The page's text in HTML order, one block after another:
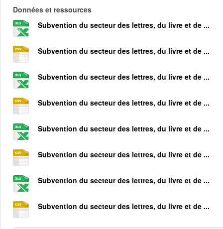
Données et ressources
Subvention du secteur des lettres, du livre et de ...
Subvention du secteur des lettres, du livre et de ...
Subvention du secteur des lettres, du livre et de ...
Subvention du secteur des lettres, du livre et de ...
Subvention du secteur des lettres, du livre et de ...
Subvention du secteur des lettres, du livre et de ...
Subvention du secteur des lettres, du livre et de ...
Subvention du secteur des lettres, du livre et de ...